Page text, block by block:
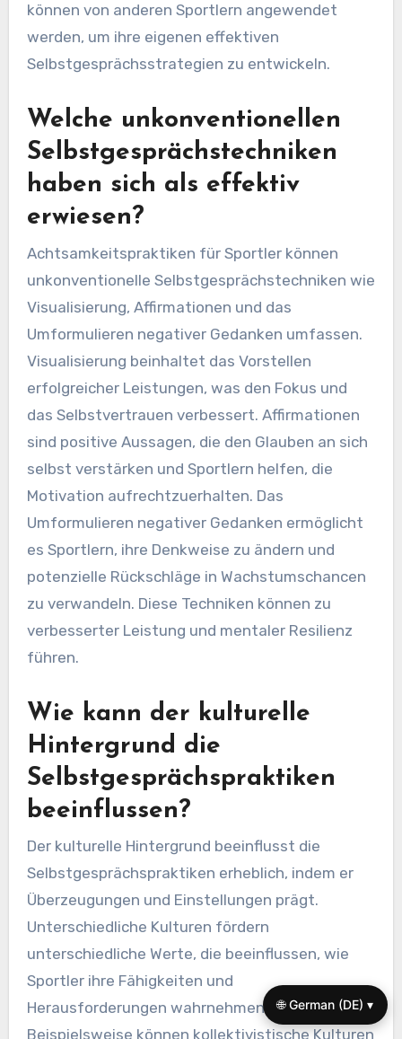
können von anderen Sportlern angewendet
werden, um ihre eigenen effektiven
Selbstgesprächsstrategien zu entwickeln.
Welche unkonventionellen
Selbstgesprächstechniken
haben sich als effektiv
erwiesen?
Achtsamkeitspraktiken für Sportler können
unkonventionelle Selbstgesprächstechniken wie
Visualisierung, Affirmationen und das
Umformulieren negativer Gedanken umfassen.
Visualisierung beinhaltet das Vorstellen
erfolgreicher Leistungen, was den Fokus und
das Selbstvertrauen verbessert. Affirmationen
sind positive Aussagen, die den Glauben an sich
selbst verstärken und Sportlern helfen, die
Motivation aufrechtzuerhalten. Das
Umformulieren negativer Gedanken ermöglicht
es Sportlern, ihre Denkweise zu ändern und
potenzielle Rückschläge in Wachstumschancen
zu verwandeln. Diese Techniken können zu
verbesserter Leistung und mentaler Resilienz
führen.
Wie kann der kulturelle
Hintergrund die
Selbstgesprächspraktiken
beeinflussen?
Der kulturelle Hintergrund beeinflusst die
Selbstgesprächspraktiken erheblich, indem er
Überzeugungen und Einstellungen prägt.
Unterschiedliche Kulturen fördern
unterschiedliche Werte, die beeinflussen, wie
Sportler ihre Fähigkeiten und
Herausforderungen wahrnehmen.
Beispielsweise können kollektivistische Kulturen
🌐 German (DE) ▾